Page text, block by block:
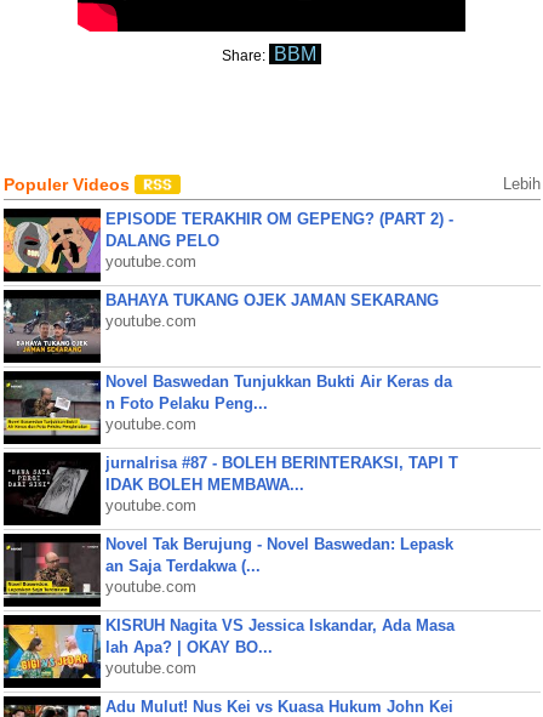
Share: BBM
Populer Videos Lebih
EPISODE TERAKHIR OM GEPENG? (PART 2) -
DALANG PELO
youtube.com
BAHAYA TUKANG OJEK JAMAN SEKARANG
youtube.com
Novel Baswedan Tunjukkan Bukti Air Keras da
n Foto Pelaku Peng...
youtube.com
jurnalrisa #87 - BOLEH BERINTERAKSI, TAPI T
IDAK BOLEH MEMBAWA...
youtube.com
Novel Tak Berujung - Novel Baswedan: Lepask
an Saja Terdakwa (...
youtube.com
KISRUH Nagita VS Jessica Iskandar, Ada Masa
lah Apa? | OKAY BO...
youtube.com
Adu Mulut! Nus Kei vs Kuasa Hukum John Kei